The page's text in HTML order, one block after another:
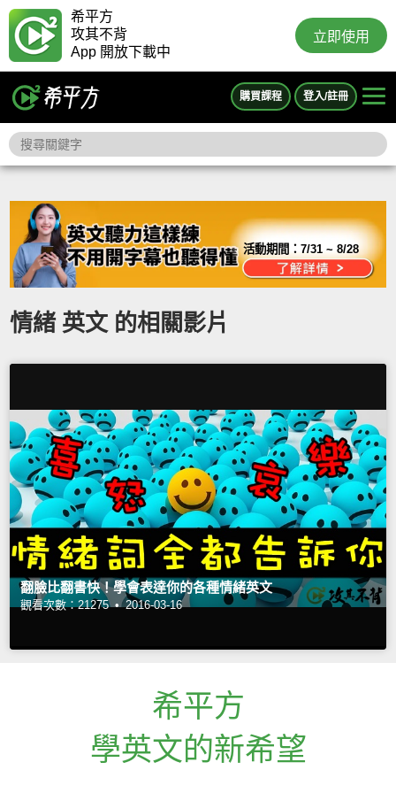
希平方
攻其不背
App 開放下載中
立即使用
購買課程 登入/註冊
活動期間：7/31 ~ 8/28
情緒 英文 的相關影片
翻臉比翻書快！學會表達你的各種情緒英文
觀看次數：21275 • 2016-03-16
希平方
學英文的新希望